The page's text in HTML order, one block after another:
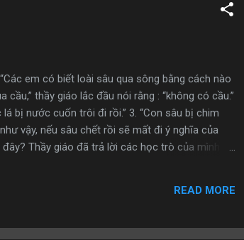
em có biết loài sâu qua sông bằng cách nào
thầy giáo lắc đầu nói rằng : “không có cầu.”
bị nước cuốn trôi đi rồi.” 3. “Con sâu bị chim
vậy, nếu sâu chết rồi sẽ mất đi ý nghĩa của
Thầy giáo đã trả lời các học trò của mình:
chúng ta cũng giống như con sâu đó vậy, trong
READ MORE